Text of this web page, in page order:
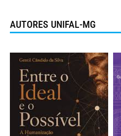
AUTORES UNIFAL-MG